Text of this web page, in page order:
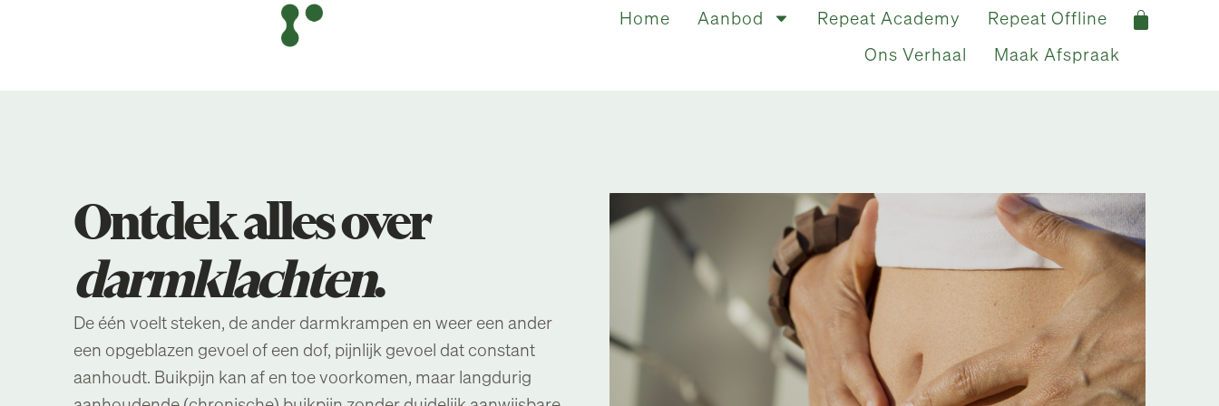
Home Aanbod Repeat Academy
Repeat Offline
Ons Verhaal
Maak Afspraak
Ontdek alles over
darmklachten.
De één voelt steken, de ander darmkrampen en weer een ander
een opgeblazen gevoel of een dof, pijnlijk gevoel dat constant
aanhoudt. Buikpijn kan af en toe voorkomen, maar langdurig